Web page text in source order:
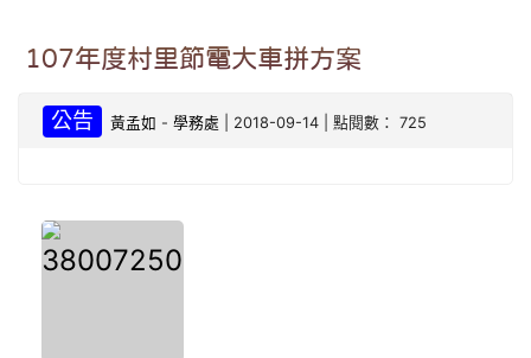
107年度村里節電大車拼方案
公告 黃孟如 -學務處 | 2018-09-14 | 點閱數： 725